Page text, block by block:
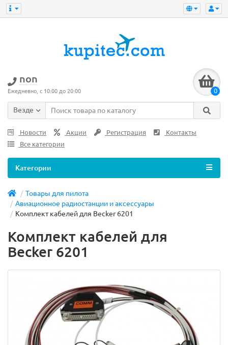
non
Ежедневно, с 10:00 до 20:00 0
Везде
Новости Акции Регистрация
Контакты
Все категории
Категории
Товары для пилота
Авиационное радиостанции и аксессуары
Комплект кабелей для Becker 6201
Комплект кабелей для
Becker 6201